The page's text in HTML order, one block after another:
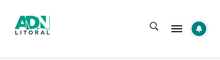
contenido